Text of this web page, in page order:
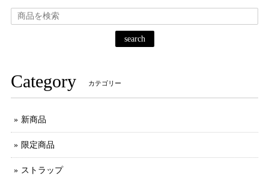
search
Category カテゴリー
新商品
限定商品
ストラップ